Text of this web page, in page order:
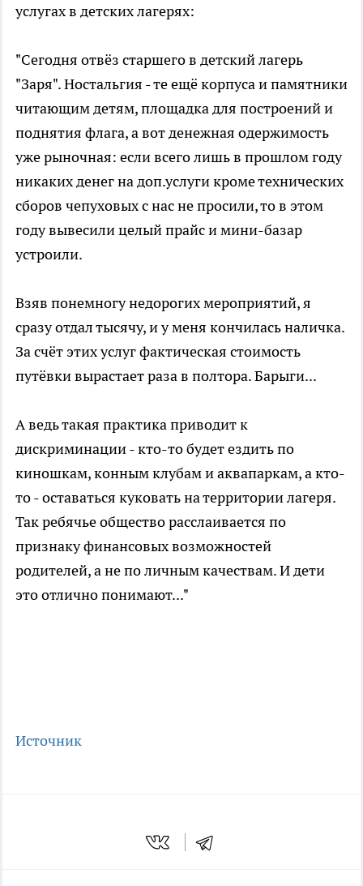
услугах в детских лагерях:
"Сегодня отвёз старшего в детский лагерь
"Заря". Ностальгия - те ещё корпуса и памятники
читающим детям, площадка для построений и
поднятия флага, а вот денежная одержимость
уже рыночная: если всего лишь в прошлом году
никаких денег на доп.услуги кроме технических
сборов чепуховых с нас не просили, то в этом
году вывесили целый прайс и мини-базар
устроили.
Взяв понемногу недорогих мероприятий, я
сразу отдал тысячу, и у меня кончилась наличка.
За счёт этих услуг фактическая стоимость
путёвки вырастает раза в полтора. Барыги...
А ведь такая практика приводит к
дискриминации - кто-то будет ездить по
киношкам, конным клубам и аквапаркам, а кто-
то - оставаться куковать на территории лагеря.
Так ребячье общество расслаивается по
признаку финансовых возможностей
родителей, а не по личным качествам. И дети
это отлично понимают..."
Источник